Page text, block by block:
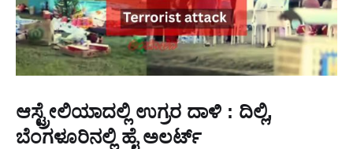
ಆಸ್ಟ್ರೇಲಿಯಾದಲ್ಲಿ ಉಗ್ರರ ದಾಳಿ : ದಿಲ್ಲಿ,
ಬೆಂಗಳೂರಿನಲ್ಲಿ ಹೈ ಅಲರ್ಟ್‌